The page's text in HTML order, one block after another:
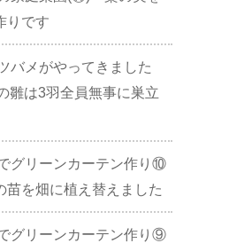
りです
バメがやってきました
雛は3羽全員無事に巣立
グリーンカーテン作り⑩
苗を畑に植え替えました
グリーンカーテン作り⑨